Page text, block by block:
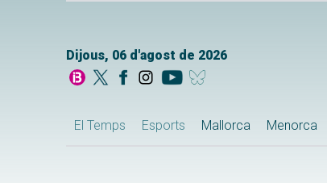
Dijous, 06 d'agost de 2026
El Temps Esports Mallorca Menorca